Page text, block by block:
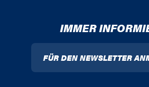
IMMER
FÜR DEN NEWSLETTER